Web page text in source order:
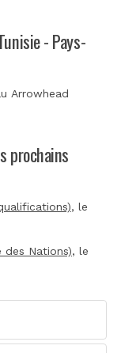
- Pays-
Arrowhead
prochains
, le
des Nations), le